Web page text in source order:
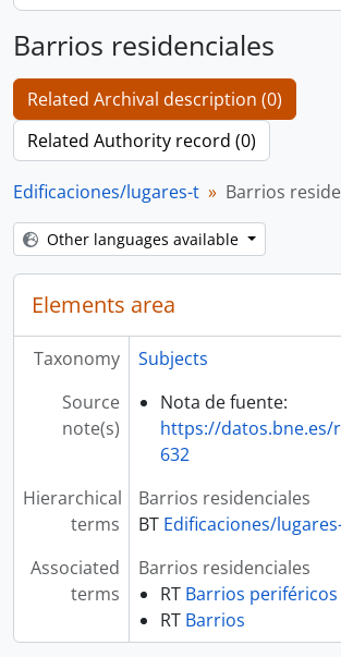
Barrios residenciales
Related Archival description (0)
Related Authority record (0)
Edificaciones/lugares-t Barrios
Other languages available
Elements area
Taxonomy
Subjects
Source
note(s)
Nota de fuente:
https://datos.bne.es/
632
Hierarchical
terms
Barrios residenciales
BT Edificaciones/
Associated
terms
Barrios residenciales
RT Barrios periféricos
RT Barrios